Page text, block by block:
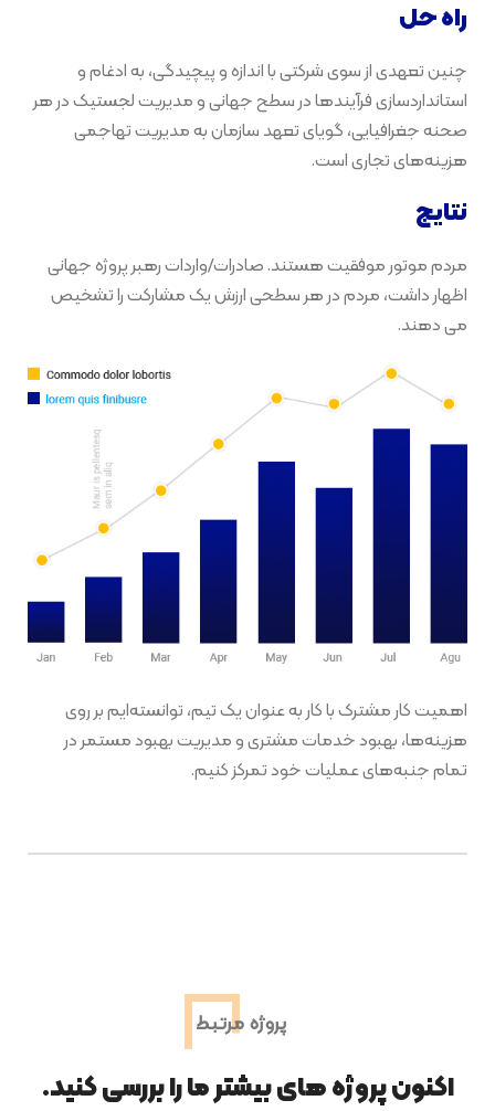
راه حل
چنین تعهدی از سوی شرکتی با اندازه و پیچیدگی، به ادغام و
استانداردسازی فرآیندها در سطح جهانی و مدیریت لجستیک در هر
صحنه جغرافیایی، گویای تعهد سازمان به مدیریت تهاجمی
هزینه‌های تجاری است.
نتایج
مردم موتور موفقیت هستند. صادرات/واردات رهبر پروژه جهانی
اظهار داشت، مردم در هر سطحی ارزش یک مشارکت را تشخیص
می دهند.
اهمیت کار مشترک با کار به عنوان یک تیم، توانسته‌ایم بر روی
هزینه‌ها، بهبود خدمات مشتری و مدیریت بهبود مستمر در
تمام جنبه‌های عملیات خود تمرکز کنیم.
پروژه مرتبط
اکنون پروژه های بیشتر ما را بررسی کنید.